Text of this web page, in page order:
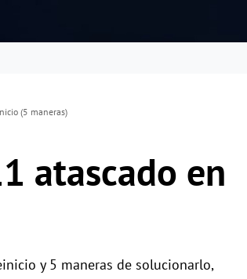
(5 maneras)
atascado en
y 5 maneras de solucionarlo,